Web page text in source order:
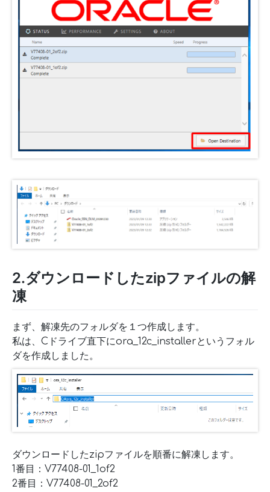
2.ダウンロードしたzipファイルの解
凍
まず、解凍先のフォルダを１つ作成します。
私は、Cドライブ直下にora_12c_installerというフォル
ダを作成しました。
ダウンロードしたzipファイルを順番に解凍します。
1番目：V77408-01_1of2
2番目：V77408-01_2of2